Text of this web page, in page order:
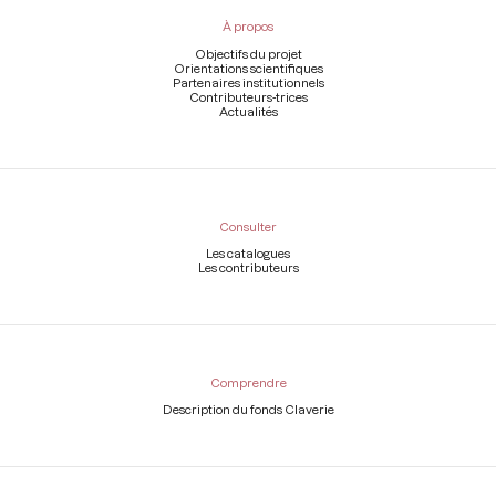
À propos
Objectifs du projet
Orientations scientifiques
Partenaires institutionnels
Contributeurs-trices
Actualités
Consulter
Les catalogues
Les contributeurs
Comprendre
Description du fonds Claverie